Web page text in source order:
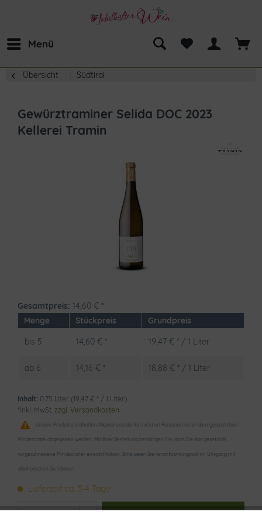
Menü
Übersicht Südtirol
Gewürztraminer Selida DOC 2023
Kellerei Tramin
Gesamtpreis: 14,60 € *
Menge
Stückpreis
Grundpreis
bis 5 14,60 € * 19,47 € * / 1 Liter
ab 6 14,16 € * 18,88 € * / 1 Liter
Inhalt: 0.75 Liter (19,47 € * / 1 Liter)
*inkl. MwSt. zzgl. Versandkosten
Unsere Produkte enthalten Alkohol und dürfen nicht an Personen unter dem gesetzlichen
Mindestalter abgegeben werden. Mit Ihrer Bestellung bestätigen Sie, dass Sie das gesetzlich
vorgeschriebene Mindestalter erreicht haben. Bitte seien Sie verantwortungsvoll im Umgang mit
alkoholischen Getränken.
Lieferzeit ca. 3-4 Tage
In den Warenkorb